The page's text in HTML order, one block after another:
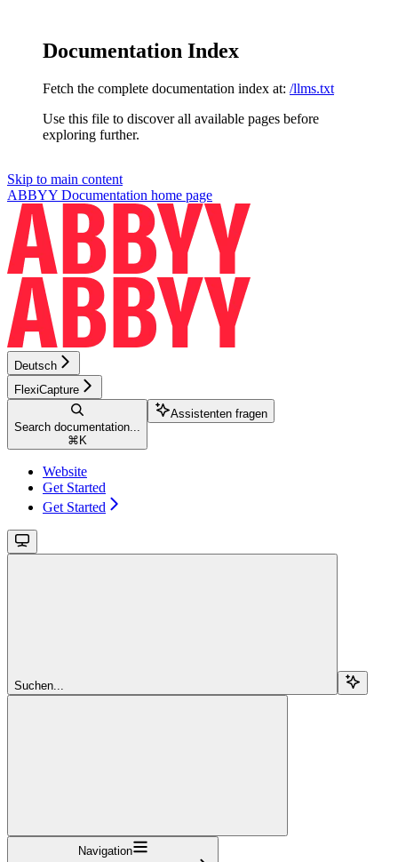
Documentation Index
Fetch the complete documentation index at: /llms.txt
Use this file to discover all available pages before
exploring further.
Skip to main content
ABBYY Documentation home page
Deutsch
FlexiCapture
Search documentation...
⌘ K
Assistenten fragen
Website
Get Started
Get Started
Suchen...
Navigation